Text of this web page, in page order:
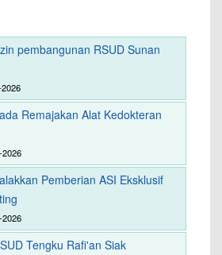
pembangunan RSUD Sunan
Remajakan Alat Kedokteran
2026
Pemberian ASI Eksklusif
2026
Tengku Rafi'an Siak